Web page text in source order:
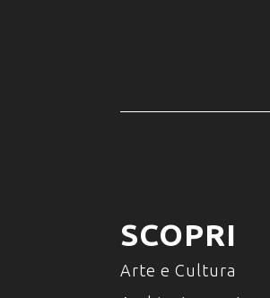
SCOPRI
Arte e Cultura